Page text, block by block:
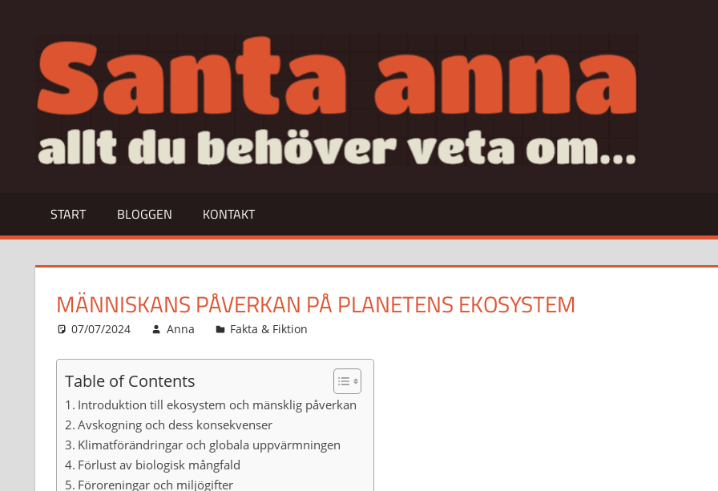
innehåll
du
behöver
veta
START BLOGGEN KONTAKT
MÄNNISKANS PÅVERKAN PÅ PLANETENS EKOSYSTEM
07/07/2024 Anna Fakta & Fiktion
Table of Contents
Introduktion till ekosystem och mänsklig påverkan
Avskogning och dess konsekvenser
Klimatförändringar och globala uppvärmningen
Förlust av biologisk mångfald
Föroreningar och miljögifter